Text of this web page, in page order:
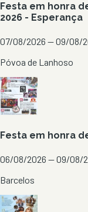
Festa em honra
2026 - Esperança
07/08/2026 — 09/08/
Póvoa de Lanhoso
Festa em honra
06/08/2026 — 09/08/
Barcelos